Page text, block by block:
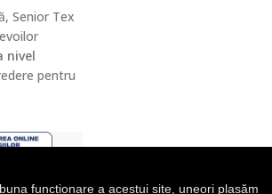
Senior Tex
nivel
pentru
funcționare a acestui site, uneori plasăm